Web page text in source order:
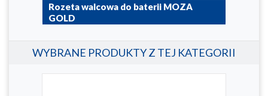
Rozeta walcowa do baterii MOZA
GOLD
974-055-31 823-
WYBRANE PRODUKTY Z TEJ KATEGORII